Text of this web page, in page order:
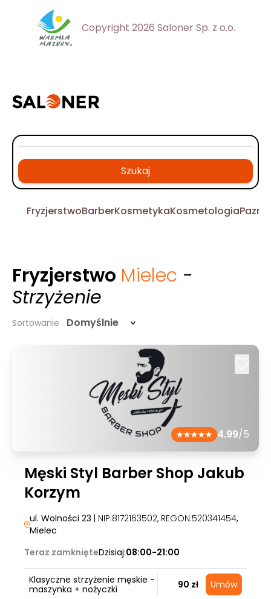
Copyright 2026 Saloner Sp. z o.o.
Szukaj
FryzjerstwoBarberKosmetykaKosmetologia
Fryzjerstwo Mielec -
Strzyżenie
Sortowanie Domyślnie
4.99/5
Męski Styl Barber Shop Jakub
Korzym
ul. Wolności 23 | NIP:8172163502, REGON:520341454,
Mielec
Teraz zamknięteDzisiaj:08:00-21:00
Klasyczne strzyżenie męskie -
maszynka + nożyczki
90 zł Umów